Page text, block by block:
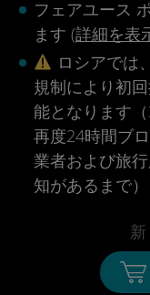
フェアユース
ます (詳細を表
ロシアでは
規制により初
能となります
再度24時間ブ
業者および旅
知があるまで）